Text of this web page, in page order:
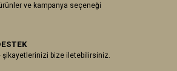
ve kampanya seçeneği
şikayetlerinizi bize iletebilirsiniz.